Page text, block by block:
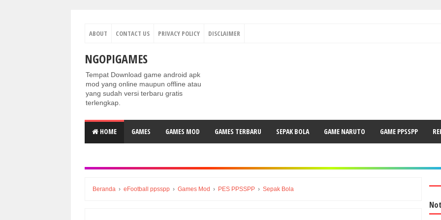
ABOUT CONTACT US PRIVACY POLICY DISCLAIMER
NGOPIGAMES
Tempat Download game android apk
mod yang online maupun offline atau
yang sudah versi terbaru gratis
terlengkap.
HOME GAMES GAMES MOD GAMES TERBARU SEPAK BOLA GAME NARUTO GAME PPSSPP
Beranda › eFootball ppsspp › Games Mod › PES PPSSPP › Sepak Bola